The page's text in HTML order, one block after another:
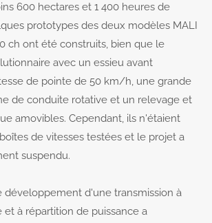
600 hectares et 1 400 heures de
prototypes des deux modèles MALI
ch ont été construits, bien que le
avec un essieu avant
de pointe de 50 km/h, une grande
de conduite rotative et un relevage et
amovibles. Cependant, ils n'étaient
de vitesses testées et le projet a
suspendu.
développement d'une transmission à
et à répartition de puissance a